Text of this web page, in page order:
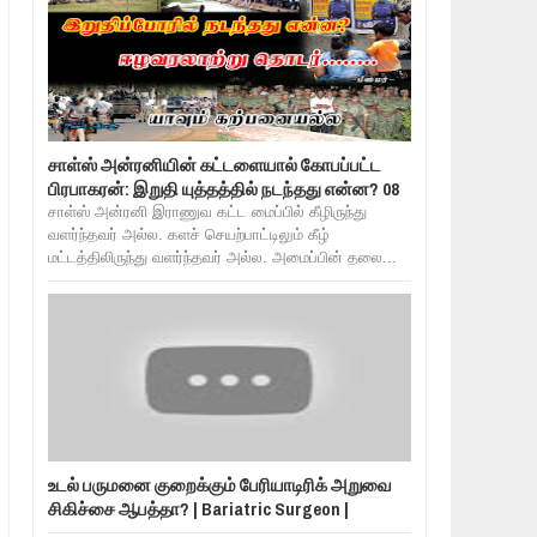
சாள்ஸ் அன்ரனியின் கட்டளையால் கோபப்பட்ட
பிரபாகரன்: இறுதி யுத்தத்தில் நடந்தது என்ன? 08
சாள்ஸ் அன்ரனி இராணுவ கட்ட மைப்பில் கீழிருந்து
வளர்ந்தவர் அல்ல. களச் செயற்பாட்டிலும் கீழ்
மட்டத்திலிருந்து வளர்ந்தவர் அல்ல. அமைப்பின் தலை...
உடல் பருமனை குறைக்கும் பேரியாடிரிக் அறுவை
சிகிச்சை ஆபத்தா? | Bariatric Surgeon |